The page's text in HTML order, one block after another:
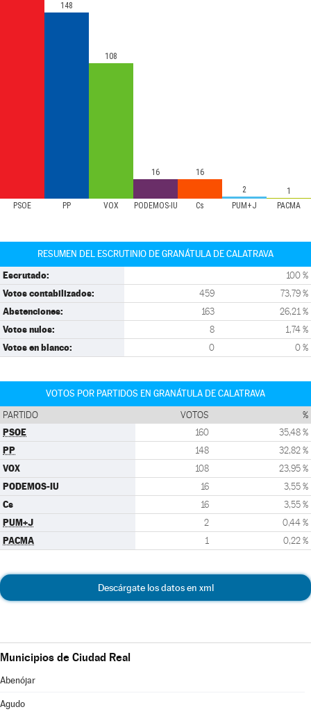
PSOE PP VOX PODEMOS-IU Cs PUM+J PACMA
148
108
16
16
2
1
RESUMEN DEL ESCRUTINIO DE GRANÁTULA DE CALATRAVA
Escrutado: 100 %
Votos contabilizados: 459 73,79 %
Abstenciones: 163 26,21 %
Votos nulos: 8 1,74 %
Votos en blanco: 0 0 %
VOTOS POR PARTIDOS EN GRANÁTULA DE CALATRAVA
PARTIDO VOTOS %
PSOE 160 35,48 %
PP 148 32,82 %
VOX 108 23,95 %
PODEMOS-IU 16 3,55 %
Cs 16 3,55 %
PUM+J 2 0,44 %
PACMA 1 0,22 %
Descárgate los datos en xml
Municipios de Ciudad Real
Abenójar
Agudo